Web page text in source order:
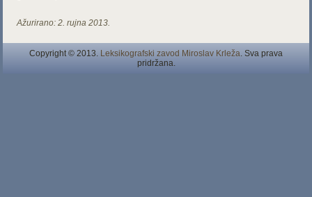
Ažurirano: 2. rujna 2013.
Copyright © 2013. Leksikografski zavod Miroslav Krleža . Sva prava
pridržana.